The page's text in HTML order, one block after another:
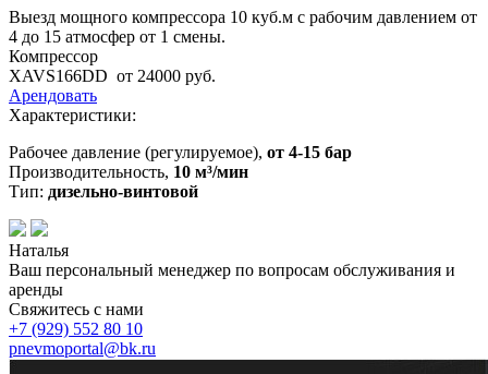
Выезд мощного компрессора 10 куб.м с рабочим давлением от
4 до 15 атмосфер от 1 смены.
Компрессор
XAVS166DD от 24000 руб.
Арендовать
Характеристики:
Рабочее давление (регулируемое), от 4-15 бар
Производительность, 10 м³/мин
Тип: дизельно-винтовой
Наталья
Ваш персональный менеджер по вопросам обслуживания и
аренды
Свяжитесь с нами
+7 (929) 552 80 10
pnevmoportal@bk.ru